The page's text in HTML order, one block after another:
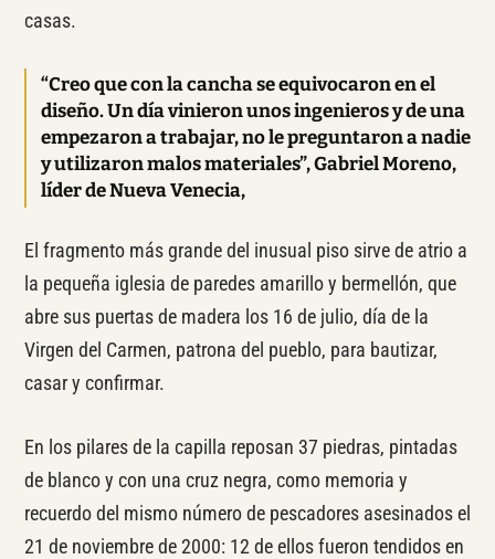
casas.
“Creo que con la cancha se equivocaron en el
diseño. Un día vinieron unos ingenieros y de una
empezaron a trabajar, no le preguntaron a nadie
y utilizaron malos materiales”, Gabriel Moreno,
líder de Nueva Venecia,
El fragmento más grande del inusual piso sirve de atrio a
la pequeña iglesia de paredes amarillo y bermellón, que
abre sus puertas de madera los 16 de julio, día de la
Virgen del Carmen, patrona del pueblo, para bautizar,
casar y confirmar.
En los pilares de la capilla reposan 37 piedras, pintadas
de blanco y con una cruz negra, como memoria y
recuerdo del mismo número de pescadores asesinados el
21 de noviembre de 2000: 12 de ellos fueron tendidos en